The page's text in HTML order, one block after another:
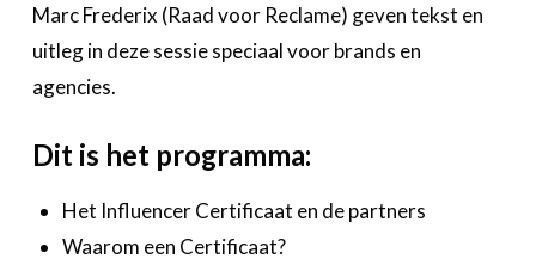
Marc Frederix (Raad voor Reclame) geven tekst en
uitleg in deze sessie speciaal voor brands en
agencies.
Dit is het programma:
Het Influencer Certificaat en de partners
Waarom een Certificaat?